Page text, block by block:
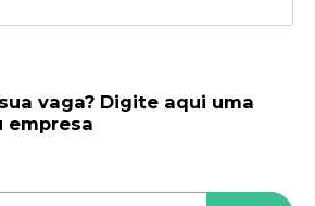
vaga? Digite aqui uma
empresa